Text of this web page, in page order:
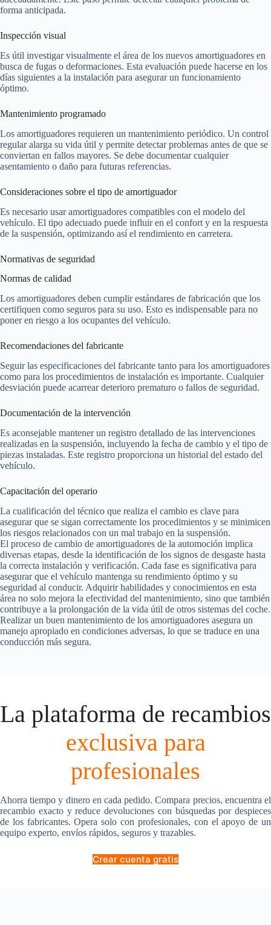
forma anticipada.
Inspección visual
Es útil investigar visualmente el área de los nuevos amortiguadores en
busca de fugas o deformaciones. Esta evaluación puede hacerse en los
días siguientes a la instalación para asegurar un funcionamiento
óptimo.
Mantenimiento programado
Los amortiguadores requieren un mantenimiento periódico. Un control
regular alarga su vida útil y permite detectar problemas antes de que se
conviertan en fallos mayores. Se debe documentar cualquier
asentamiento o daño para futuras referencias.
Consideraciones sobre el tipo de amortiguador
Es necesario usar amortiguadores compatibles con el modelo del
vehículo. El tipo adecuado puede influir en el confort y en la respuesta
de la suspensión, optimizando así el rendimiento en carretera.
Normativas de seguridad
Normas de calidad
Los amortiguadores deben cumplir estándares de fabricación que los
certifiquen como seguros para su uso. Esto es indispensable para no
poner en riesgo a los ocupantes del vehículo.
Recomendaciones del fabricante
Seguir las especificaciones del fabricante tanto para los amortiguadores
como para los procedimientos de instalación es importante. Cualquier
desviación puede acarrear deterioro prematuro o fallos de seguridad.
Documentación de la intervención
Es aconsejable mantener un registro detallado de las intervenciones
realizadas en la suspensión, incluyendo la fecha de cambio y el tipo de
piezas instaladas. Este registro proporciona un historial del estado del
vehículo.
Capacitación del operario
La cualificación del técnico que realiza el cambio es clave para
asegurar que se sigan correctamente los procedimientos y se minimicen
los riesgos relacionados con un mal trabajo en la suspensión.
El proceso de cambio de amortiguadores de la automoción implica
diversas etapas, desde la identificación de los signos de desgaste hasta
la correcta instalación y verificación. Cada fase es significativa para
asegurar que el vehículo mantenga su rendimiento óptimo y su
seguridad al conducir. Adquirir habilidades y conocimientos en esta
área no solo mejora la efectividad del mantenimiento, sino que también
contribuye a la prolongación de la vida útil de otros sistemas del coche.
Realizar un buen mantenimiento de los amortiguadores asegura un
manejo apropiado en condiciones adversas, lo que se traduce en una
conducción más segura.
La plataforma de recambios
exclusiva para
profesionales
Ahorra tiempo y dinero en cada pedido. Compara precios, encuentra el
recambio exacto y reduce devoluciones con búsquedas por despieces
de los fabricantes. Opera solo con profesionales, con el apoyo de un
equipo experto, envíos rápidos, seguros y trazables.
Crear cuenta gratis